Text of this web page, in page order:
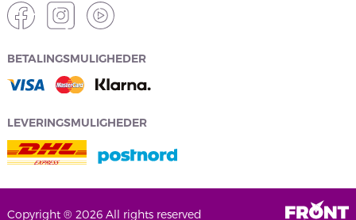
BETALINGSMULIGHEDER
LEVERINGSMULIGHEDER
Copyright ® 2026 All rights reserved